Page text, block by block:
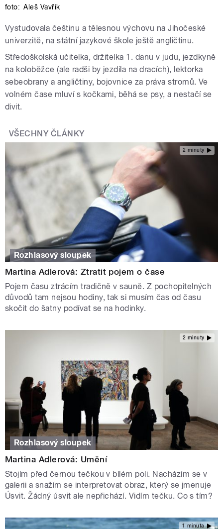
foto: Aleš Vavřík
Vystudovala češtinu a tělesnou výchovu na Jihočeské
univerzitě, na státní jazykové škole ještě angličtinu.
Středoškolská učitelka, držitelka 1. danu v judu, jezdkyně
na koloběžce (ale radši by jezdila na dracích), lektorka
sebeobrany a angličtiny, bojovnice za práva stromů. Ve
volném čase mluví s kočkami, běhá se psy, a nestačí se
divit.
VŠECHNY ČLÁNKY
2 minuty
Rozhlasový sloupek
Martina Adlerová: Ztratit pojem o čase
Pojem času ztrácím tradičně v sauně. Z pochopitelných
důvodů tam nejsou hodiny, tak si musím čas od času
skočit do šatny podívat se na hodinky.
2 minuty
Rozhlasový sloupek
Martina Adlerová: Umění
Stojím před černou tečkou v bílém poli. Nacházím se v
galerii a snažím se interpretovat obraz, který se jmenuje
Úsvit. Žádný úsvit ale nepřichází. Vidím tečku. Co s tím?
1 minuta